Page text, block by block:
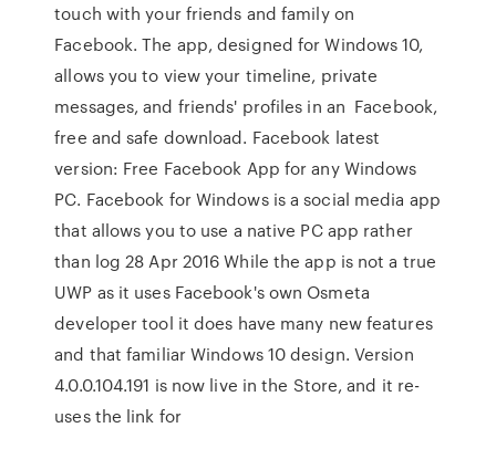
touch with your friends and family on
Facebook. The app, designed for Windows 10,
allows you to view your timeline, private
messages, and friends' profiles in an Facebook,
free and safe download. Facebook latest
version: Free Facebook App for any Windows
PC. Facebook for Windows is a social media app
that allows you to use a native PC app rather
than log 28 Apr 2016 While the app is not a true
UWP as it uses Facebook's own Osmeta
developer tool it does have many new features
and that familiar Windows 10 design. Version
4.0.0.104.191 is now live in the Store, and it re-
uses the link for